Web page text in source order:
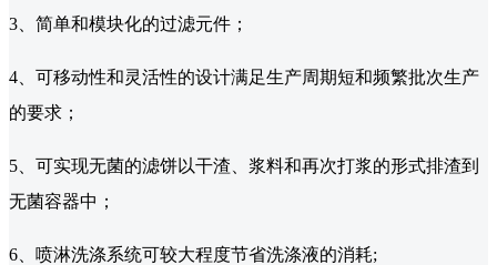
3、简单和模块化的过滤元件；
4、可移动性和灵活性的设计满足生产周期短和频繁批次生产
的要求；
5、可实现无菌的滤饼以干渣、浆料和再次打浆的形式排渣到
无菌容器中；
6、喷淋洗涤系统可较大程度节省洗涤液的消耗;